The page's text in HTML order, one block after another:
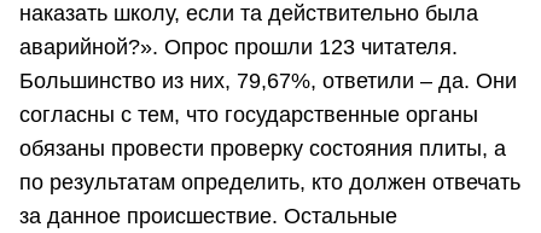
наказать школу, если та действительно была
аварийной?». Опрос прошли 123 читателя.
Большинство из них, 79,67%, ответили – да. Они
согласны с тем, что государственные органы
обязаны провести проверку состояния плиты, а
по результатам определить, кто должен отвечать
за данное происшествие. Остальные